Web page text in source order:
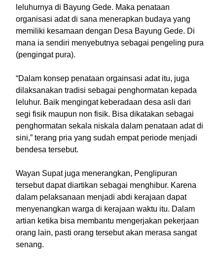
leluhurnya di Bayung Gede. Maka penataan
organisasi adat di sana menerapkan budaya yang
memiliki kesamaan dengan Desa Bayung Gede. Di
mana ia sendiri menyebutnya sebagai pengeling pura
(pengingat pura).
“Dalam konsep penataan orgainsasi adat itu, juga
dilaksanakan tradisi sebagai penghormatan kepada
leluhur. Baik mengingat keberadaan desa asli dari
segi fisik maupun non fisik. Bisa dikatakan sebagai
penghormatan sekala niskala dalam penataan adat di
sini,” terang pria yang sudah empat periode menjadi
bendesa tersebut.
Wayan Supat juga menerangkan, Penglipuran
tersebut dapat diartikan sebagai menghibur. Karena
dalam pelaksanaan menjadi abdi kerajaan dapat
menyenangkan warga di kerajaan waktu itu. Dalam
artian ketika bisa membantu mengerjakan pekerjaan
orang lain, pasti orang tersebut akan merasa sangat
senang.